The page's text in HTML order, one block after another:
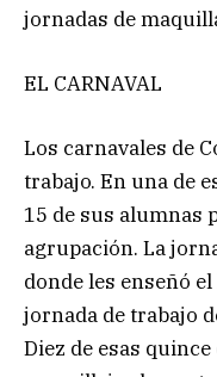
jornadas de
EL CARNAVAL
Los carnavales de
trabajo. En una de
15 de sus alumnas
agrupación. La
donde les enseñó
jornada de trabajo
Diez de esas